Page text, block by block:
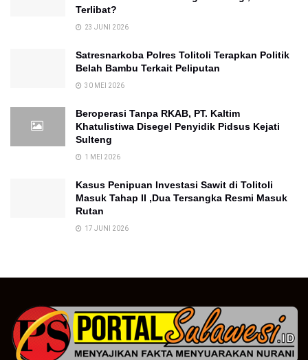
Terlibat?
23 JUNI 2026
Satresnarkoba Polres Tolitoli Terapkan Politik
Belah Bambu Terkait Peliputan
30 MEI 2026
Beroperasi Tanpa RKAB, PT. Kaltim
Khatulistiwa Disegel Penyidik Pidsus Kejati
Sulteng
1 MEI 2026
Kasus Penipuan Investasi Sawit di Tolitoli
Masuk Tahap II ,Dua Tersangka Resmi Masuk
Rutan
17 JUNI 2026